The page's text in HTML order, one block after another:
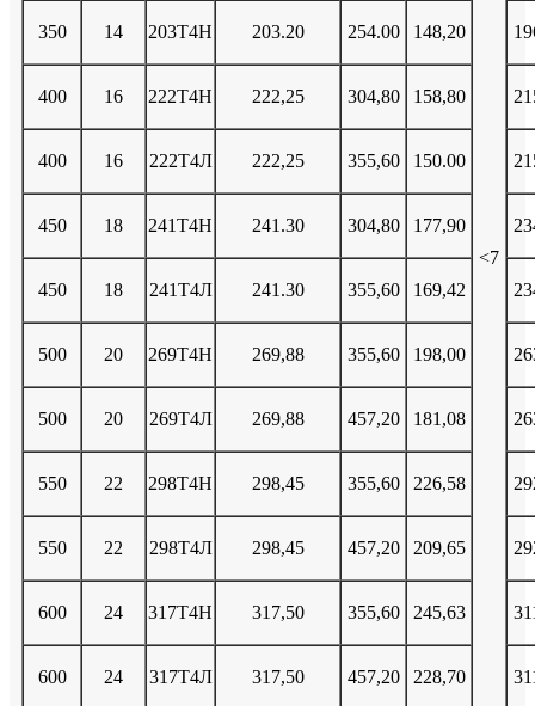
<7
350 14 203Т4Н 203.20 254.00 148,20
400 16 222Т4Н 222,25 304,80 158,80
400 16 222Т4Л 222,25 355,60 150.00
450 18 241Т4Н 241.30 304,80 177,90
450 18 241Т4Л 241.30 355,60 169,42
500 20 269Т4Н 269,88 355,60 198,00
500 20 269Т4Л 269,88 457,20 181,08
550 22 298Т4Н 298,45 355,60 226,58
550 22 298Т4Л 298,45 457,20 209,65
600 24 317Т4Н 317,50 355,60 245,63
600 24 317Т4Л 317,50 457,20 228,70